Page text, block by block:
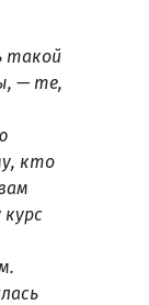
такой
— те,
кто